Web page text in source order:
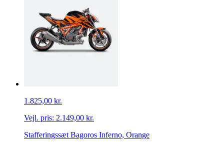
1.825,00 kr.
Vejl. pris: 2.149,00 kr.
Stafferingssæt Bagoros Inferno, Orange